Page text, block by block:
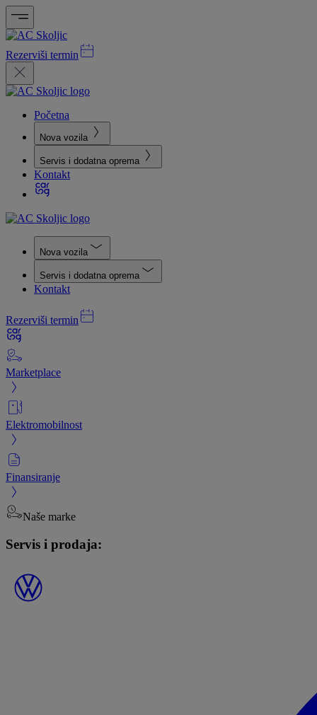
Rezerviši termin
Početna
Nova vozila
Servis i dodatna oprema
Kontakt
Nova vozila
Servis i dodatna oprema
Kontakt
Rezerviši termin
Marketplace
Elektromobilnost
Finansiranje
Naše marke
Servis i prodaja: